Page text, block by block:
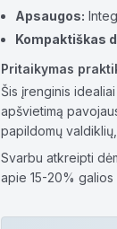
Apsaugos:
Kompaktiškas
Pritaikymas
Šis įrenginis
apšvietimą
papildomų
Svarbu atkreipti
apie 15-20%